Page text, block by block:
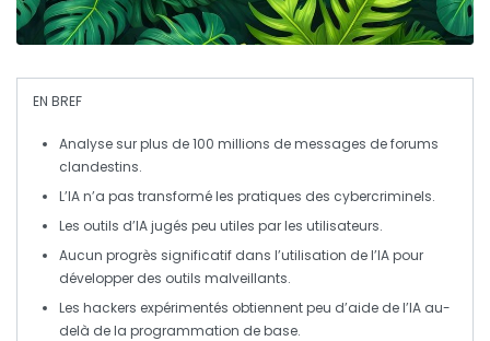
EN BREF
Analyse sur plus de 100 millions de messages de forums
clandestins.
L’IA n’a pas transformé les pratiques des cybercriminels.
Les outils d’IAjugés peu utiles par les utilisateurs.
Aucun progrès significatif dans l’utilisation de l’IApour
développer des outils malveillants.
Les hackers expérimentés obtiennent peu d’aide de l’IA au-
delà de la programmation de base.